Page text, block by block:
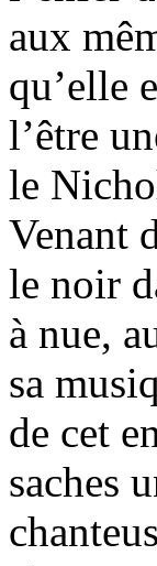
aux
qu’elle
l’être
le
Venant
le noir
à nue,
sa
de cet
saches